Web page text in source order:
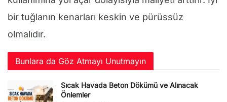
bir tuğlanın kenarları keskin ve pürüssüz
olmalıdır.
Bunlara da Göz Atmayı Unutmayın
Sıcak Havada Beton Dökümü ve Alınacak
Önlemler